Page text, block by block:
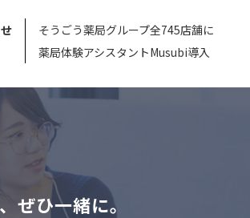
そうごう薬局グループ全745店舗に
薬局体験アシスタントMusubi導入
ぜひ⼀緒に。